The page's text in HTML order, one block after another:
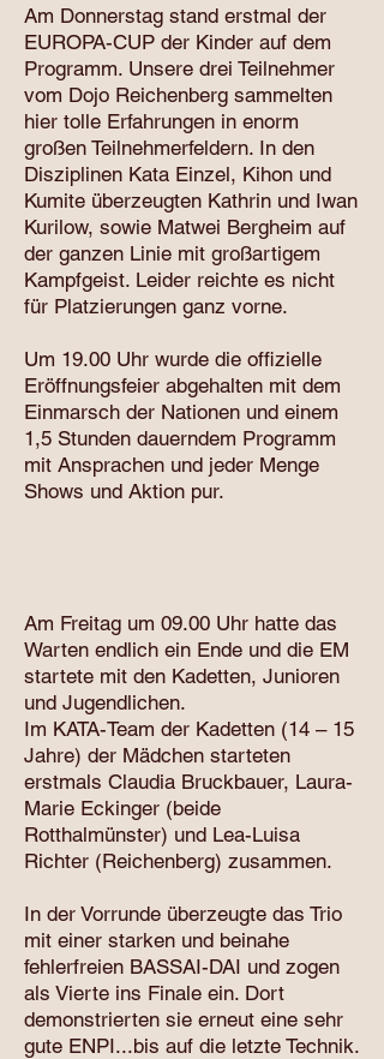
Am Donnerstag stand erstmal der
EUROPA-CUP der Kinder auf dem
Programm. Unsere drei Teilnehmer
vom Dojo Reichenberg sammelten
hier tolle Erfahrungen in enorm
großen Teilnehmerfeldern. In den
Disziplinen Kata Einzel, Kihon und
Kumite überzeugten Kathrin und Iwan
Kurilow, sowie Matwei Bergheim auf
der ganzen Linie mit großartigem
Kampfgeist. Leider reichte es nicht
für Platzierungen ganz vorne.
Um 19.00 Uhr wurde die offizielle
Eröffnungsfeier abgehalten mit dem
Einmarsch der Nationen und einem
1,5 Stunden dauerndem Programm
mit Ansprachen und jeder Menge
Shows und Aktion pur.
Am Freitag um 09.00 Uhr hatte das
Warten endlich ein Ende und die EM
startete mit den Kadetten, Junioren
und Jugendlichen.
Im KATA-Team der Kadetten (14 – 15
Jahre) der Mädchen starteten
erstmals Claudia Bruckbauer, Laura-
Marie Eckinger (beide
Rotthalmünster) und Lea-Luisa
Richter (Reichenberg) zusammen.
In der Vorrunde überzeugte das Trio
mit einer starken und beinahe
fehlerfreien BASSAI-DAI und zogen
als Vierte ins Finale ein. Dort
demonstrierten sie erneut eine sehr
gute ENPI...bis auf die letzte Technik.